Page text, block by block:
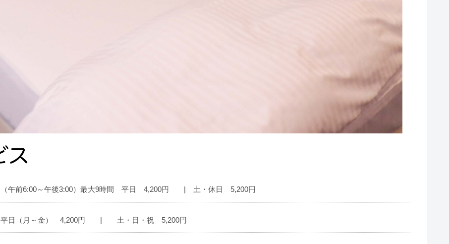
（午前6:00～午後3:00）最大9時間 平日 4,200円 | 土・休日 5,200円​​
平日（月～金） 4,200円 | 土・日・祝 5,200円​​